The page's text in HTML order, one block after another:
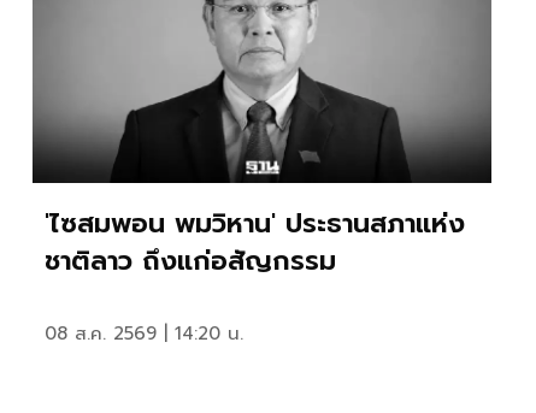
'ไซสมพอน พมวิหาน' ประธานสภาแห่ง
ชาติลาว ถึงแก่อสัญกรรม
08 ส.ค. 2569 | 14:20 น.